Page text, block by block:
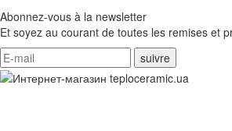
Abonnez-vous à la newsletter
Et soyez au courant de toutes les remises et